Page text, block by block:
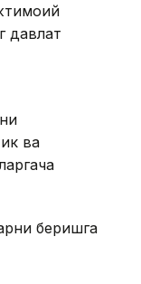
давлат
ва
беришга